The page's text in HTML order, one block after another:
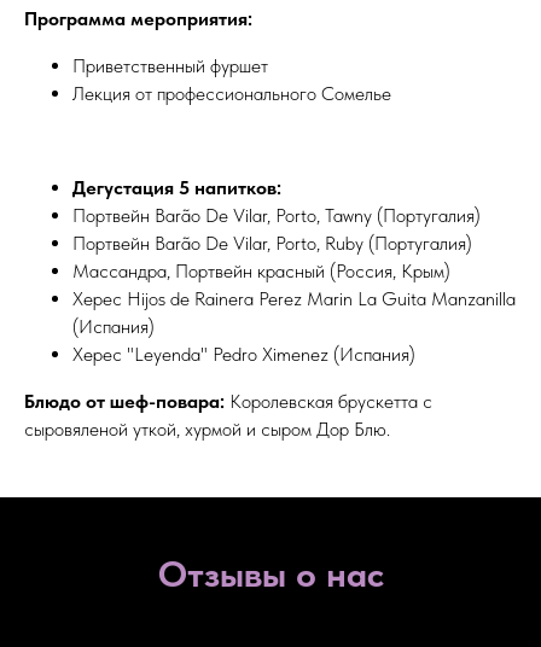
Программа мероприятия:
Приветственный фуршет
Лекция от профессионального Сомелье
Дегустация 5 напитков:
Портвейн Barão De Vilar, Porto, Tawny (Португалия)
Портвейн Barão De Vilar, Porto, Ruby (Португалия)
Массандра, Портвейн красный (Россия, Крым)
Херес Hijos de Rainera Perez Marin La Guita Manzanilla
(Испания)
Херес "Leyenda" Pedro Ximenez (Испания)
Блюдо от шеф-повара: Королевская брускетта с
сыровяленой уткой, хурмой и сыром Дор Блю.
Отзывы о нас